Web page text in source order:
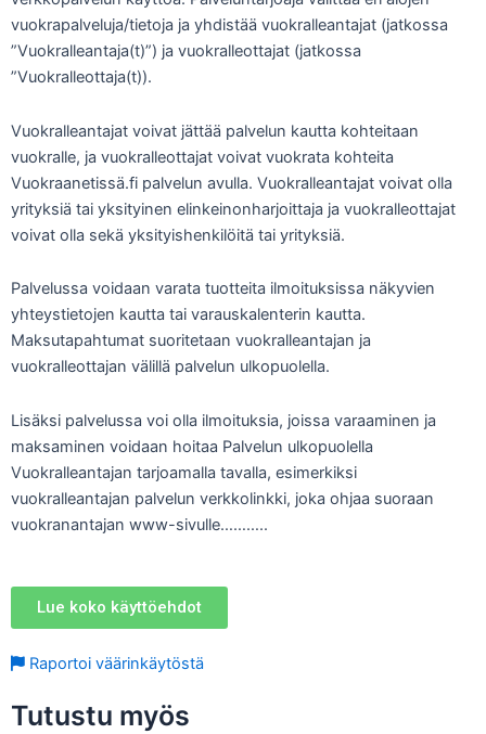
vuokrapalveluja/tietoja ja yhdistää vuokralleantajat (jatkossa
”Vuokralleantaja(t)”) ja vuokralleottajat (jatkossa
”Vuokralleottaja(t)).
Vuokralleantajat voivat jättää palvelun kautta kohteitaan
vuokralle, ja vuokralleottajat voivat vuokrata kohteita
Vuokraanetissä.fi palvelun avulla. Vuokralleantajat voivat olla
yrityksiä tai yksityinen elinkeinonharjoittaja ja vuokralleottajat
voivat olla sekä yksityishenkilöitä tai yrityksiä.
Palvelussa voidaan varata tuotteita ilmoituksissa näkyvien
yhteystietojen kautta tai varauskalenterin kautta.
Maksutapahtumat suoritetaan vuokralleantajan ja
vuokralleottajan välillä palvelun ulkopuolella.
Lisäksi palvelussa voi olla ilmoituksia, joissa varaaminen ja
maksaminen voidaan hoitaa Palvelun ulkopuolella
Vuokralleantajan tarjoamalla tavalla, esimerkiksi
vuokralleantajan palvelun verkkolinkki, joka ohjaa suoraan
vuokranantajan www-sivulle………..
Lue koko käyttöehdot
Raportoi väärinkäytöstä
Tutustu myös